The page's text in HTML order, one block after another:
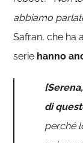
abbiamo
Safran, che ha
serie hanno
di
perché